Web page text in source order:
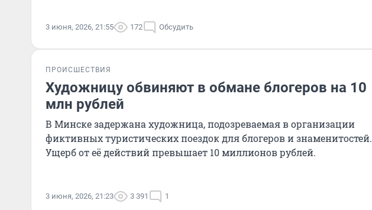
3 июня, 2026, 21:55 172 Обсудить
ПРОИСШЕСТВИЯ
Художницу обвиняют в обмане блогеров на 10
млн рублей
В Минске задержана художница, подозреваемая в организации
фиктивных туристических поездок для блогеров и знаменитостей.
Ущерб от её действий превышает 10 миллионов рублей.
3 июня, 2026, 21:23 3 391 1